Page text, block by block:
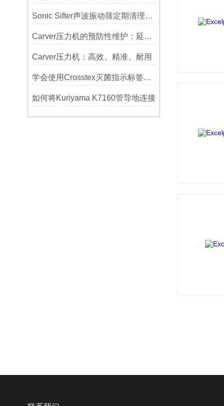
Sonic Sifter声波振动筛定期清理的重要性
Carver压力机的预防性维护：延长使用寿命的技巧
Carver压力机：高效、精准、耐用
学会使用Crosstex灭菌指示标签提高无菌保证水平
如何将Kuriyama K7160管导地连接